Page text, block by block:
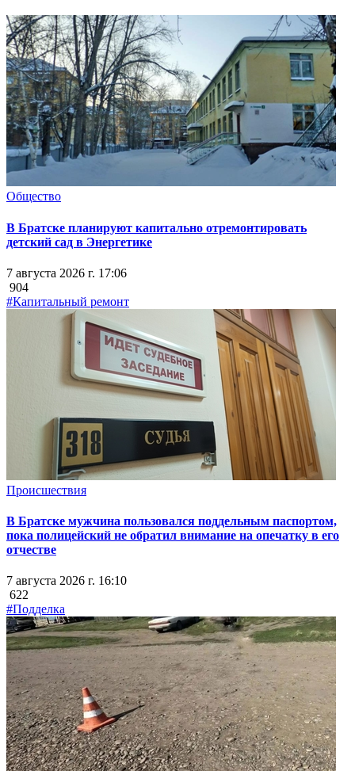
Общество
В Братске планируют капитально отремонтировать
детский сад в Энергетике
7 августа 2026 г. 17:06
904
#Капитальный ремонт
Происшествия
В Братске мужчина пользовался поддельным паспортом,
пока полицейский не обратил внимание на опечатку в его
отчестве
7 августа 2026 г. 16:10
622
#Подделка